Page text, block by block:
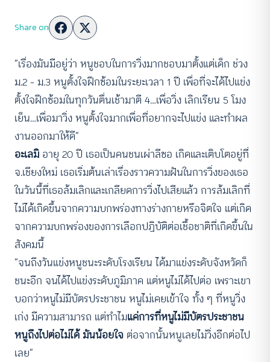
Share on
“เรื่องมันมีอยู่ว่า หนูชอบในการวิ่งมากชอบมาตั้งแต่เด็ก ช่วง
ม.2 – ม.3 หนูตั้งใจฝึกซ้อมในระยะเวลา 1 ปี เพื่อที่จะได้ไปแข่ง
ตั้งใจฝึกซ้อมในทุกวันตื่นเช้ามาตี 4…เพื่อวิ่ง เลิกเรียน 5 โมง
เย็น…เพื่อมาวิ่ง หนูตั้งใจมากเพื่อที่อยากจะไปแข่ง และทำผล
งานออกมาให้ดี”
อะเลมิ อายุ 20 ปี เธอเป็นคนชนเผ่าลีซอ เกิดและเติบโตอยู่ที่
จ.เชียงใหม่ เธอเริ่มต้นเล่าเรื่องราวความฝันในการวิ่งของเธอ
ในวันนี้ที่เธอล้มเลิกและเกลียดการวิ่งไปเสียแล้ว การล้มเลิกที่
ไม่ได้เกิดขึ้นจากความบกพร่องทางร่างกายหรือจิตใจ แต่เกิด
จากความบกพร่องของการเลือกปฏิบัติต่อเชื้อชาติที่เกิดขึ้นใน
สังคมนี้
“จนถึงวันแข่งหนูชนะระดับโรงเรียน ได้มาแข่งระดับจังหวัดก็
ชนะอีก จนได้ไปแข่งระดับภูมิภาค แต่หนูไม่ได้ไปต่อ เพราะเขา
บอกว่าหนูไม่มีบัตรประชาชน หนูไม่เคยเข้าใจ ทั้ง ๆ ที่หนูวิ่ง
เก่ง มีความสามารถ แต่ทำไมแค่การที่หนูไม่มีบัตรประชาชน
หนูถึงไปต่อไม่ได้ มันน้อยใจ ต่อจากนั้นหนูเลยไม่วิ่งอีกต่อไป
เลย”